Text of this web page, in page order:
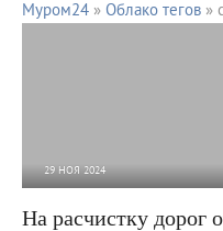
Муром24 » Облако тегов »
29 НОЯ 2024
На расчистку дорог